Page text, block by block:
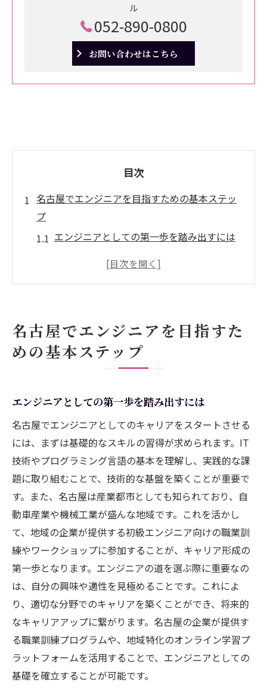
ル
052-890-0800
お問い合わせはこちら
目次
名古屋でエンジニアを目指すための基本ステッ
プ
エンジニアとしての第一歩を踏み出すには
名古屋の専門学校や大学での学びを活用す
実践的なプロジェクトで経験を積む方法
キャリアプランニングの重要性
名古屋でのエンジニアコミュニティに参加
エンジニアとして名古屋で成功するための地域
特性を活かす方法
地域企業とのネットワークを構築する
名古屋特有の技術トレンドを把握する
地元の産業に貢献するプロジェクトに関わ
る
名古屋のエンジニアとしての強みを活かす
地域資源を活用した革新的なアイデアの創
出
名古屋のビジネスシーンにおけるニーズを
捉える
名古屋のエンジニア求人を最大限に活用するコ
ツ
求人情報の収集と分析方法
名古屋の企業文化に合った職場選び
名古屋でエンジニアを目指すた
めの基本ステップ
エンジニアとしての第一歩を踏み出すには
名古屋でエンジニアとしてのキャリアをスタートさせる
には、まずは基礎的なスキルの習得が求められます。IT
技術やプログラミング言語の基本を理解し、実践的な課
題に取り組むことで、技術的な基盤を築くことが重要で
す。また、名古屋は産業都市としても知られており、自
動車産業や機械工業が盛んな地域です。これを活かし
て、地域の企業が提供する初級エンジニア向けの職業訓
練やワークショップに参加することが、キャリア形成の
第一歩となります。エンジニアの道を選ぶ際に重要なの
は、自分の興味や適性を見極めることです。これによ
り、適切な分野でのキャリアを築くことができ、将来的
なキャリアアップに繋がります。名古屋の企業が提供す
る職業訓練プログラムや、地域特化のオンライン学習プ
ラットフォームを活用することで、エンジニアとしての
基礎を確立することが可能です。